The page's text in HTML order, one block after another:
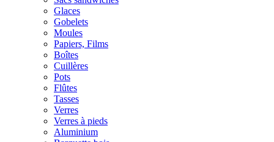
Glaces
Gobelets
Moules
Papiers, Films
Boîtes
Cuillères
Pots
Flûtes
Tasses
Verres
Verres à pieds
Aluminium